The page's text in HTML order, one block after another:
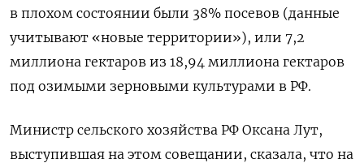
в плохом состоянии были 38% посевов (данные
учитывают «новые территории»), или 7,2
миллиона гектаров из 18,94 миллиона гектаров
под озимыми зерновыми культурами в РФ.
Министр сельского хозяйства РФ Оксана Лут,
выступившая на этом совещании, сказала, что на